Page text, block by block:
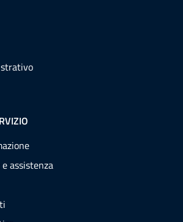
assistenza